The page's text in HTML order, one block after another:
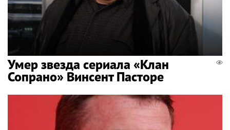
Умер звезда сериала «Клан
Сопрано» Винсент Пасторе